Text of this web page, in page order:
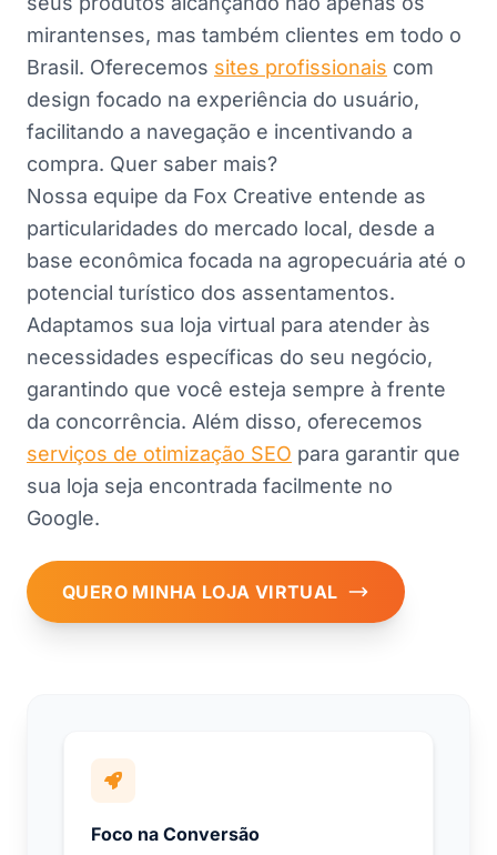
mirantenses, mas também clientes em todo o
Brasil. Oferecemos sites profissionais com
design focado na experiência do usuário,
facilitando a navegação e incentivando a
compra. Quer saber mais?
Nossa equipe da Fox Creative entende as
particularidades do mercado local, desde a
base econômica focada na agropecuária até o
potencial turístico dos assentamentos.
Adaptamos sua loja virtual para atender às
necessidades específicas do seu negócio,
garantindo que você esteja sempre à frente
da concorrência. Além disso, oferecemos
serviços de otimização SEO para garantir que
sua loja seja encontrada facilmente no
Google.
QUERO MINHA LOJA VIRTUAL
Foco na Conversão